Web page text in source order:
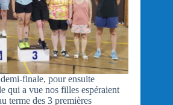
finale, pour ensuite
qui a vue nos filles espéraient
terme des 3 premières